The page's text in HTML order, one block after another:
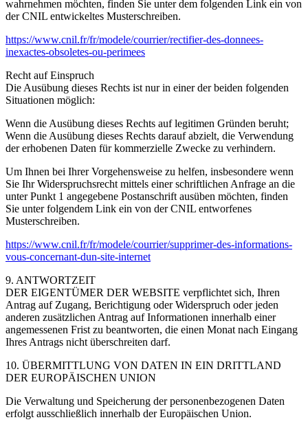
wahrnehmen möchten, finden Sie unter dem folgenden Link ein von
der CNIL entwickeltes Musterschreiben.
https://www.cnil.fr/fr/modele/courrier/rectifier-des-donnees-
inexactes-obsoletes-ou-perimees
Recht auf Einspruch
Die Ausübung dieses Rechts ist nur in einer der beiden folgenden
Situationen möglich:
Wenn die Ausübung dieses Rechts auf legitimen Gründen beruht;
Wenn die Ausübung dieses Rechts darauf abzielt, die Verwendung
der erhobenen Daten für kommerzielle Zwecke zu verhindern.
Um Ihnen bei Ihrer Vorgehensweise zu helfen, insbesondere wenn
Sie Ihr Widerspruchsrecht mittels einer schriftlichen Anfrage an die
unter Punkt 1 angegebene Postanschrift ausüben möchten, finden
Sie unter folgendem Link ein von der CNIL entworfenes
Musterschreiben.
https://www.cnil.fr/fr/modele/courrier/supprimer-des-informations-
vous-concernant-dun-site-internet
9. ANTWORTZEIT
DER EIGENTÜMER DER WEBSITE verpflichtet sich, Ihren
Antrag auf Zugang, Berichtigung oder Widerspruch oder jeden
anderen zusätzlichen Antrag auf Informationen innerhalb einer
angemessenen Frist zu beantworten, die einen Monat nach Eingang
Ihres Antrags nicht überschreiten darf.
10. ÜBERMITTLUNG VON DATEN IN EIN DRITTLAND
DER EUROPÄISCHEN UNION
Die Verwaltung und Speicherung der personenbezogenen Daten
erfolgt ausschließlich innerhalb der Europäischen Union.